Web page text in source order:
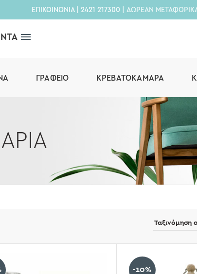
ΕΠΙΚΟΙΝΩΝΙΑ| 2421 217300 | ΔΩΡΕΑΝ
ΓΡΑΦΕΊΟ ΚΡΕΒΑΤΟΚΆΜΑΡΑ
-10%